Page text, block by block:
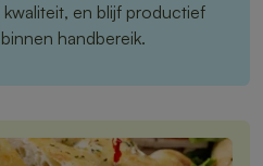
en blijf productief
handbereik.